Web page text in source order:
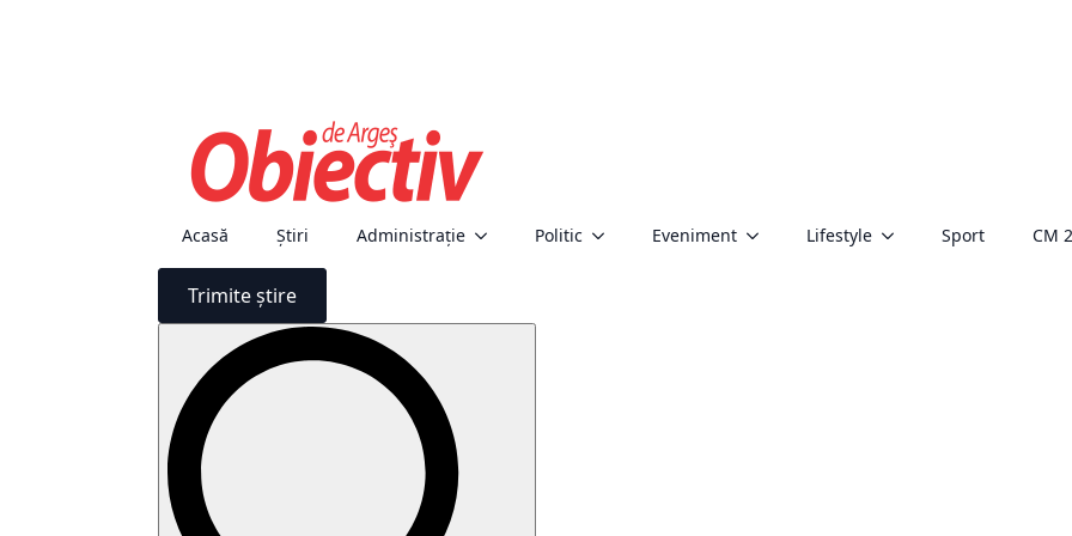
Acasă Știri Administraţie Politic Eveniment Lifestyle Sport CM
Trimite știre